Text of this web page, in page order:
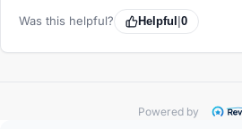
Was this helpful? Helpful 0
Powered by